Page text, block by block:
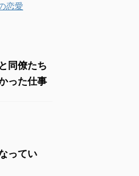
恋愛
同僚たち
った仕事
ってい